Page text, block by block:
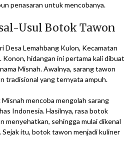
penasaran untuk mencobanya.
Usul Botok Tawon
Desa Lemahbang Kulon, Kecamatan
Konon, hidangan ini pertama kali dibuat
Misnah. Awalnya, sarang tawon
tradisional yang ternyata ampuh.
mencoba mengolah sarang
Indonesia. Hasilnya, rasa botok
menyehatkan, sehingga mulai dikenal
Sejak itu, botok tawon menjadi kuliner